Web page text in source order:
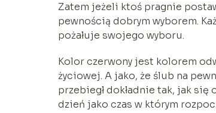
Zatem jeżeli ktoś pragnie
pewnością dobrym wyborem.
pożałuje swojego wyboru.
Kolor czerwony jest kolorem
życiowej. A jako, że ślub na
przebiegł dokładnie tak, jak się
dzień jako czas w którym